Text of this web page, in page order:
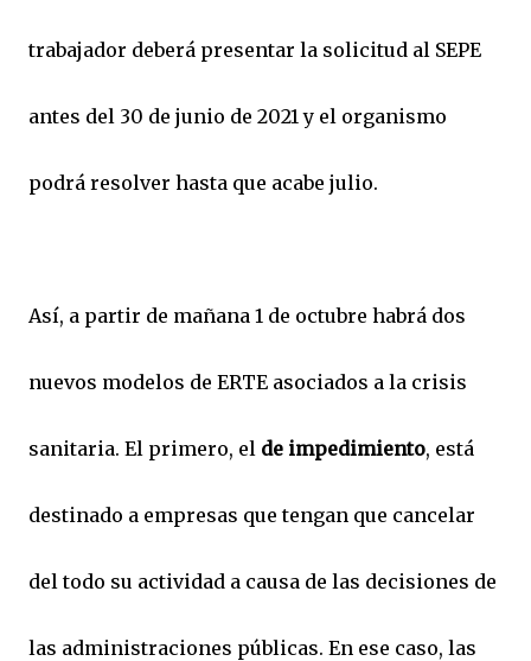
trabajador deberá presentar la solicitud al SEPE
antes del 30 de junio de 2021 y el organismo
podrá resolver hasta que acabe julio.
Así, a partir de mañana 1 de octubre habrá dos
nuevos modelos de ERTE asociados a la crisis
sanitaria. El primero, el de impedimiento, está
destinado a empresas que tengan que cancelar
del todo su actividad a causa de las decisiones de
las administraciones públicas. En ese caso, las